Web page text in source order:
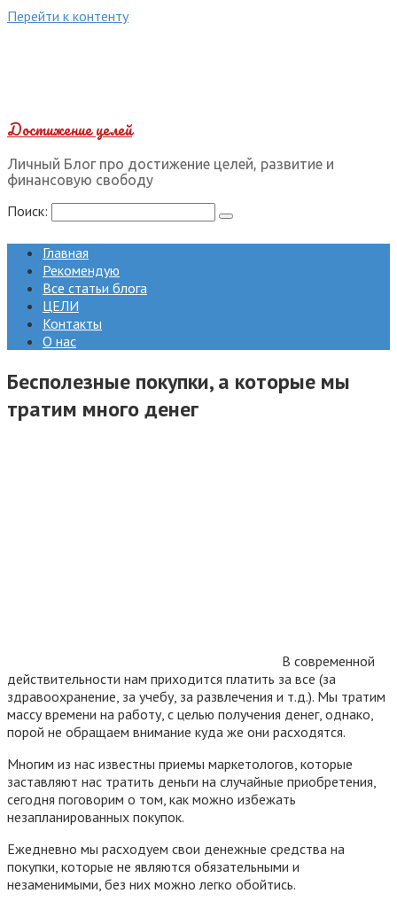
Перейти к контенту
Достижение целей
Личный Блог про достижение целей, развитие и
финансовую свободу
Поиск:
Главная
Рекомендую
Все статьи блога
ЦЕЛИ
Контакты
О нас
Бесполезные покупки, а которые мы
тратим много денег
В современной
действительности нам приходится платить за все (за
здравоохранение, за учебу, за развлечения и т.д.). Мы тратим
массу времени на работу, с целью получения денег, однако,
порой не обращаем внимание куда же они расходятся.
Многим из нас известны приемы маркетологов, которые
заставляют нас тратить деньги на случайные приобретения,
сегодня поговорим о том, как можно избежать
незапланированных покупок.
Ежедневно мы расходуем свои денежные средства на
покупки, которые не являются обязательными и
незаменимыми, без них можно легко обойтись.